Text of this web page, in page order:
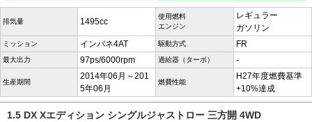
排気量 1495cc
使用燃料
エンジン
レギュラー
ガソリン
ミッション インパネ4AT 駆動方式 FR
最大出力 97ps/6000rpm 過給器（ターボ） -
生産期間
2014年06月～201
5年06月
燃費性能
H27年度燃費基準
+10%達成
1.5 DX Xエディション シングルジャストロー 三方開 4WD